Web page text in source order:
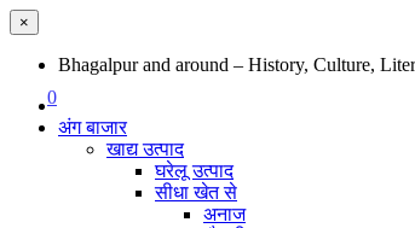
×
Bhagalpur and around – History, Culture,
0
अंग बाजार
खाद्य उत्पाद
घरेलू उत्पाद
सीधा खेत से
अनाज